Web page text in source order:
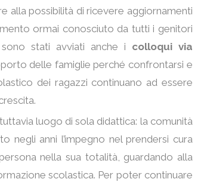
alla possibilità di ricevere aggiornamenti
ormai conosciuto da tutti i genitori
stati avviati anche i colloqui via
delle famiglie perché confrontarsi e
dei ragazzi continuano ad essere
luogo di sola didattica: la comunità
negli anni l’impegno nel prendersi cura
nella sua totalità, guardando alla
scolastica. Per poter continuare